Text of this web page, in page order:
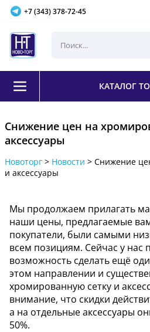
+7 (343) 378-72-45
КАТАЛОГ
Снижение цен на
аксессуары
Новоторг > Новости > Снижение
и аксессуары
Мы продолжаем прилагать
наши цены, предлагаемые
покупатели, были самыми
всем позициям. Сейчас у нас
возможность сделать ещё
этом направлении и
хромированную сетку и
внимание, что скидки
а на отдельные аксессуары
50%.